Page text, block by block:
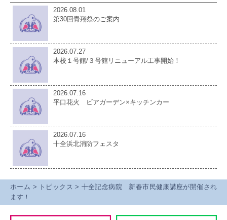
2026.08.01
第30回青翔祭のご案内
2026.07.27
本校１号館/３号館リニューアル工事開始！
2026.07.16
平口花火 ビアガーデン×キッチンカー
2026.07.16
十全浜北消防フェスタ
ホーム > トピックス > 十全記念病院 新春市民健康講座が開催され
ます！